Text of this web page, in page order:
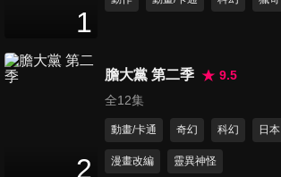
24分鐘
默示錄！
24分鐘
1
2
膽大黨 第二季
9.5
全12集
動畫/卡通 奇幻 科幻 日本
漫畫改編 靈異神怪